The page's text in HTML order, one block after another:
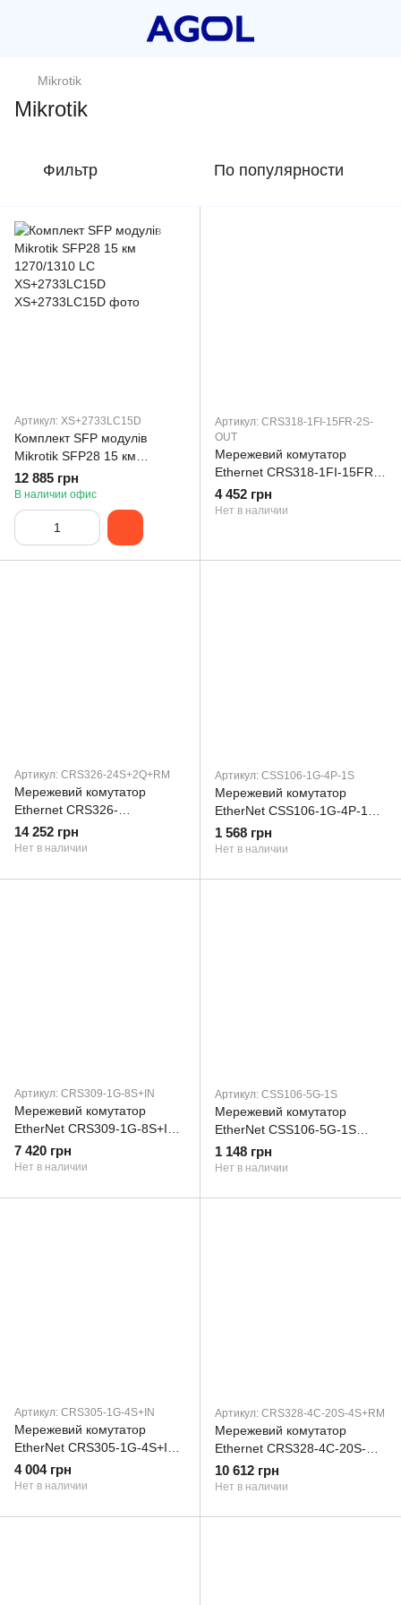
Mikrotik
Mikrotik
Фильтр По популярности
Артикул: XS+2733LC15D
Комплект SFP модулів
Mikrotik SFP28 15 км
1270/1310 LC
XS+2733LC15D
12 885 грн
В наличии офис
Артикул: CRS318-1FI-15FR-2S-
OUT
Мережевий комутатор
Ethernet CRS318-1FI-15FR-
2SOUT MIKROTIK
4 452 грн
Нет в наличии
Артикул: CRS326-24S+2Q+RM
Мережевий комутатор
Ethernet CRS326-
24S+2Q+RM MIKROTIK
14 252 грн
Нет в наличии
Артикул: CSS106-1G-4P-1S
Мережевий комутатор
EtherNet CSS106-1G-4P-1S
MIKROTIK
1 568 грн
Нет в наличии
Артикул: CRS309-1G-8S+IN
Мережевий комутатор
EtherNet CRS309-1G-8S+IN
MIKROTIK
7 420 грн
Нет в наличии
Артикул: CSS106-5G-1S
Мережевий комутатор
EtherNet CSS106-5G-1S
MIKROTIK
1 148 грн
Нет в наличии
Артикул: CRS305-1G-4S+IN
Мережевий комутатор
EtherNet CRS305-1G-4S+IN
MIKROTIK (CRS305-1G-
4S+IN)
4 004 грн
Нет в наличии
Артикул: CRS328-4C-20S-4S+RM
Мережевий комутатор
Ethernet CRS328-4C-20S-
4S+RM MIKROTIK
10 612 грн
Нет в наличии